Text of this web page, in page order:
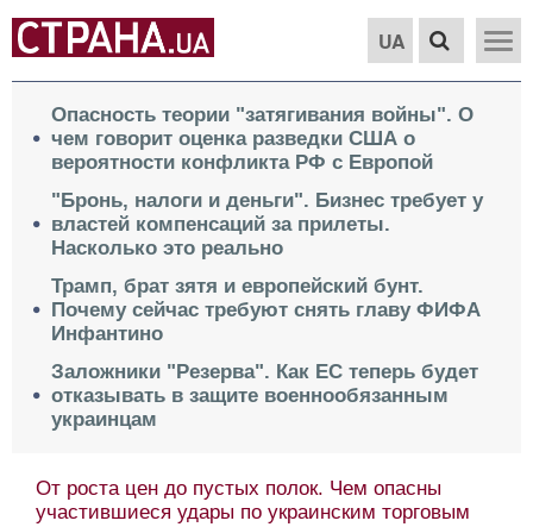
UA
Опасность теории "затягивания войны". О
чем говорит оценка разведки США о
вероятности конфликта РФ с Европой
"Бронь, налоги и деньги". Бизнес требует у
властей компенсаций за прилеты.
Насколько это реально
Трамп, брат зятя и европейский бунт.
Почему сейчас требуют снять главу ФИФА
Инфантино
Заложники "Резерва". Как ЕС теперь будет
отказывать в защите военнообязанным
украинцам
От роста цен до пустых полок. Чем опасны
участившиеся удары по украинским торговым